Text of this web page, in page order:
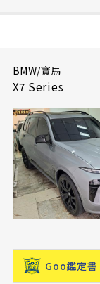
BMW/寶馬
X7 Series
Goo鑑定書